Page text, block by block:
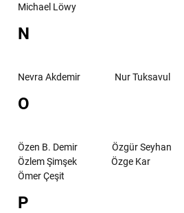
Michael Löwy
N
Nevra Akdemir Nur Tuksavul
O
Özen B. Demir
Özgür Seyhan
Özlem Şimşek
Özge Kar
Ömer Çeşit
P